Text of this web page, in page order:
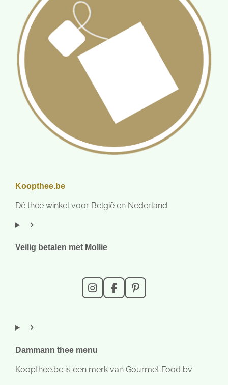
Koopthee.be
Dé thee winkel voor België en Nederland
Veilig betalen met Mollie
I
n
r
m
F
a
P
i
t
Dammann thee menu
Koopthee.be is een merk van Gourmet Food bv